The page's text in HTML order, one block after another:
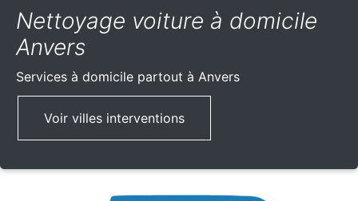
Nettoyage voiture à domicile
Anvers
Services à domicile partout à Anvers
Voir villes interventions